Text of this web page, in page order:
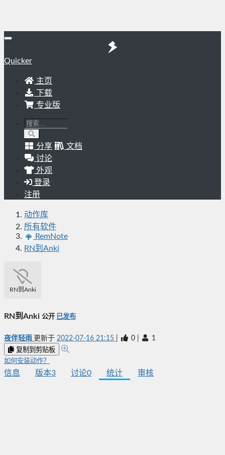
Quicker
主页
下载
专业版
分享
文档
讨论
外观
登录
注册
动作库
所有软件
RemNote
RN到Anki
RN到Anki
RN到Anki 公开 已发布
夜伴轻雨 更新于 2022-07-16 21:15 0 1
复制到剪贴板
如何安装动作？
信息 版本3 讨论0 统计 审核